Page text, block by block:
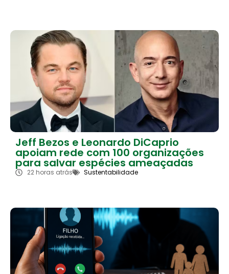
Jeff Bezos e Leonardo DiCaprio
apoiam rede com 100 organizações
para salvar espécies ameaçadas
22 horas atrás Sustentabilidade